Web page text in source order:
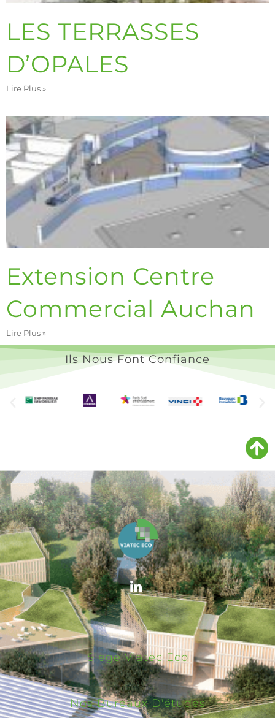
LES TERRASSES
D’OPALES
Lire Plus »
Extension Centre
Commercial Auchan
Lire Plus »
Ils Nous Font Confiance
Siege Viatec Eco
Nos Bureaux D'études